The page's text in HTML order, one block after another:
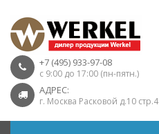
+7 (495) 933-97-08
с 9:00 до 17:00 (пн-пятн.)
АДРЕС:
г. Москва Расковой д.10 стр.4